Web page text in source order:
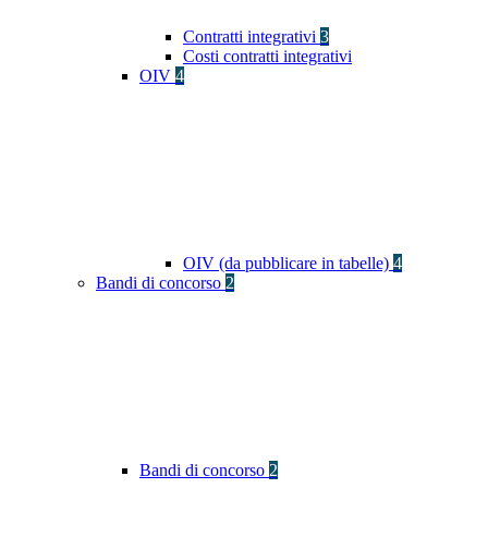
Contratti integrativi 3
Costi contratti integrativi
OIV 4
OIV (da pubblicare in tabelle) 4
Bandi di concorso 2
Bandi di concorso 2